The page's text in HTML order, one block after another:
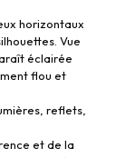
horizontaux
Vue
éclairée
flou et
reflets,
et de la